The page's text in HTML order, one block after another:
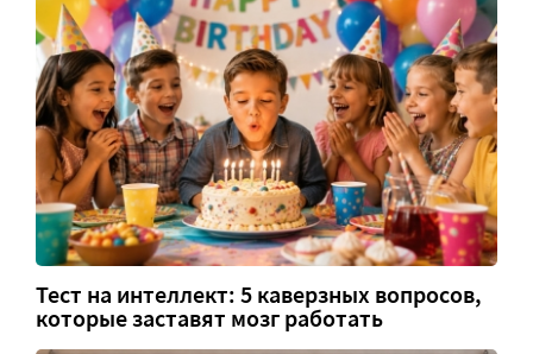
Тест на интеллект: 5 каверзных вопросов,
которые заставят мозг работать